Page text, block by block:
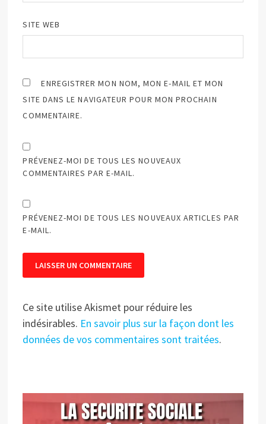
SITE WEB
ENREGISTRER MON NOM, MON E-MAIL ET MON
SITE DANS LE NAVIGATEUR POUR MON PROCHAIN
COMMENTAIRE.
PRÉVENEZ-MOI DE TOUS LES NOUVEAUX
COMMENTAIRES PAR E-MAIL.
PRÉVENEZ-MOI DE TOUS LES NOUVEAUX ARTICLES PAR
E-MAIL.
Ce site utilise Akismet pour réduire les
indésirables. En savoir plus sur la façon dont les
données de vos commentaires sont traitées.